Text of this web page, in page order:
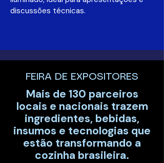
discussões técnicas.
FEIRA DE EXPOSITORES
Mais de 130 parceiros
locais e nacionais trazem
ingredientes, bebidas,
insumos e tecnologias que
estão transformando a
cozinha brasileira.